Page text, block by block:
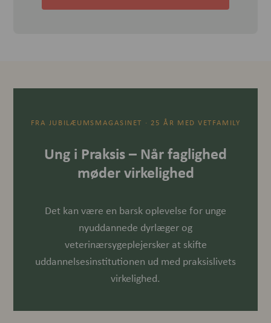
FRA JUBILÆUMSMAGASINET · 25 ÅR MED VETFAMILY
Ung i Praksis – Når faglighed
møder virkelighed
Det kan være en barsk oplevelse for unge
nyuddannede dyrlæger og
veterinærsygeplejersker at skifte
uddannelsesinstitutionen ud med praksislivets
virkelighed.